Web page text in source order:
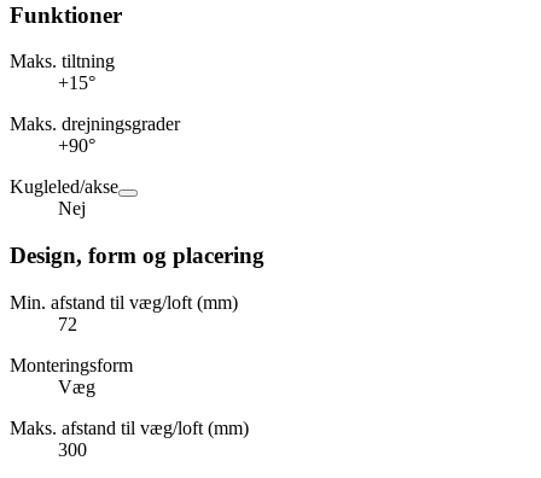
Funktioner
Maks. tiltning
+15°
Maks. drejningsgrader
+90°
Kugleled/akse
Nej
Design, form og placering
Min. afstand til væg/loft (mm)
72
Monteringsform
Væg
Maks. afstand til væg/loft (mm)
300